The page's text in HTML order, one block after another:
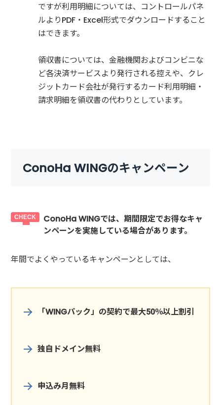
ですが利用明細については、コントロールパネ
ルよりPDF・Excel形式でダウンロードすること
はできます。
領収書については、金融機関およびコンビニな
ど各決済サービスより発行される控えや、クレ
ジットカード会社が発行するカード利用明細・
請求明細を領収書の代わりとしています。
ConoHa WINGのキャンペーン
ConoHa WINGでは、期間限定でお得なキャ
ンペーンを実施している場合があります。
年間でよくやっているキャンペーンとしては、
「WINGパック」の契約で最大50％以上割引
独自ドメイン無料
申込み月無料